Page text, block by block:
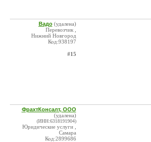
Вадо (удалена)
Перевозчик ,
Нижний Новгород
Код:938197
#15
ФрахтКонсалт, ООО
(удалена)
(ИНН:6318191904)
Юридические услуги ,
Самара
Код:2899686